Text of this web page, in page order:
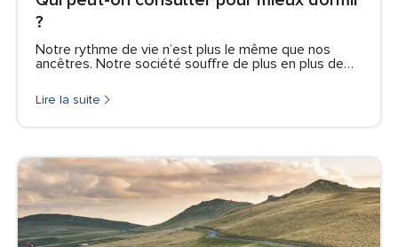
?
Notre rythme de vie n’est plus le même que nos
ancêtres. Notre société souffre de plus en plus de…
Lire la suite